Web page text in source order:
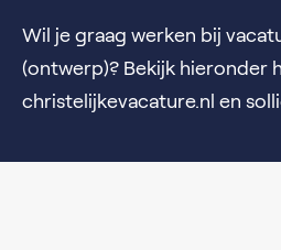
Wil je graag werken bij
(ontwerp)? Bekijk hieronder
christelijkevacature.nl en